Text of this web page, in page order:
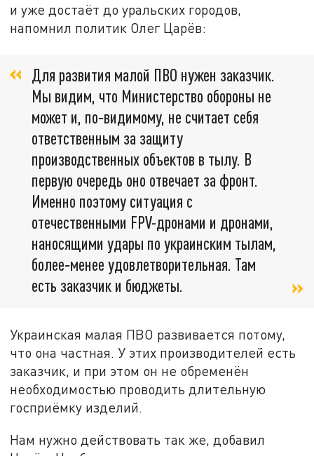
и уже достаёт до уральских городов,
напомнил политик Олег Царёв:
Для развития малой ПВО нужен заказчик.
Мы видим, что Министерство обороны не
может и, по‑видимому, не считает себя
ответственным за защиту
производственных объектов в тылу. В
первую очередь оно отвечает за фронт.
Именно поэтому ситуация с
отечественными FPV-дронами и дронами,
наносящими удары по украинским тылам,
более‑менее удовлетворительная. Там
есть заказчик и бюджеты.
Украинская малая ПВО развивается потому,
что она частная. У этих производителей есть
заказчик, и при этом он не обременён
необходимостью проводить длительную
госприёмку изделий.
Нам нужно действовать так же, добавил